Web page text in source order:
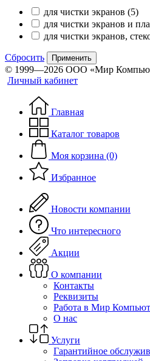
для чистки экранов (5)
для чистки экранов и
для чистки экранов,
Сбросить Применить
© 1999—2026 ООО «Мир
Личный кабинет
Главная
Каталог товаров
Моя корзина (0)
Избранное
Новости компании
Что интересного
Акции
О компании
Контакты
Реквизиты
Работа в Мир
О нас
Услуги
Гарантийное